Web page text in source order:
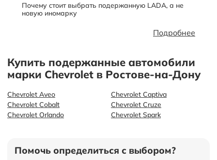
Почему стоит выбрать подержанную LADA, а не
новую иномарку
Подробнее
Купить подержанные автомобили
марки Chevrolet в Ростове-на-Дону
Chevrolet Aveo
Chevrolet Captiva
Chevrolet Cobalt
Chevrolet Cruze
Chevrolet Orlando
Chevrolet Spark
Помочь определиться с выбором?